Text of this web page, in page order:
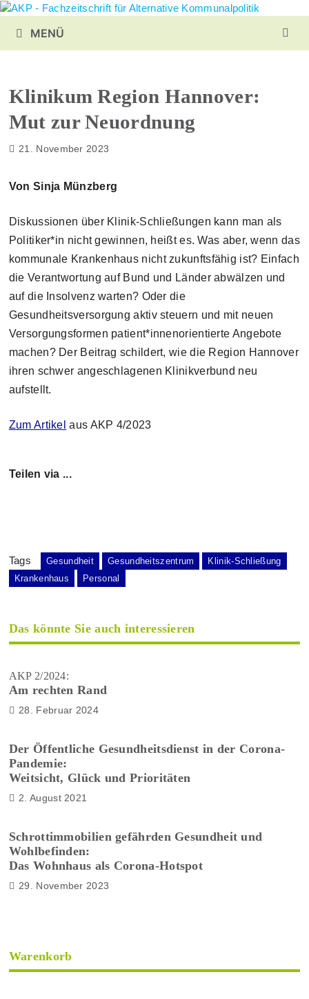
Zurück
Inhalt
MENÜ
Klinikum Region Hannover:
Mut zur Neuordnung
21. November 2023
Von Sinja Münzberg
Diskussionen über Klinik-Schließungen kann man als
Politiker*in nicht gewinnen, heißt es. Was aber, wenn das
kommunale Krankenhaus nicht zukunftsfähig ist? Einfach
die Verantwortung auf Bund und Länder abwälzen und
auf die Insolvenz warten? Oder die
Gesundheitsversorgung aktiv steuern und mit neuen
Versorgungsformen patient*innenorientierte Angebote
machen? Der Beitrag schildert, wie die Region Hannover
ihren schwer angeschlagenen Klinikverbund neu
aufstellt.
Zum Artikel aus AKP 4/2023
Teilen via ...
Tags Gesundheit Gesundheitszentrum
Klinik-Schließung
Krankenhaus
Personal
Das könnte Sie auch interessieren
AKP 2/2024:
Am rechten Rand
28. Februar 2024
Der Öffentliche Gesundheitsdienst in der Corona-
Pandemie:
Weitsicht, Glück und Prioritäten
2. August 2021
Schrottimmobilien gefährden Gesundheit und
Wohlbefinden:
Das Wohnhaus als Corona-Hotspot
29. November 2023
Warenkorb